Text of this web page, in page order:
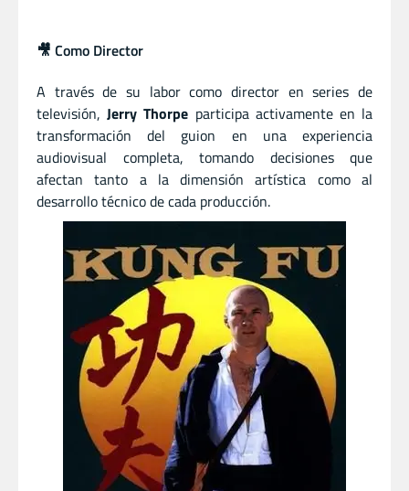
🎥 Como Director
A través de su labor como director en series de
televisión,Jerry Thorpe participa activamente en la
transformación del guion en una experiencia
audiovisual completa, tomando decisiones que
afectan tanto a la dimensión artística como al
desarrollo técnico de cada producción.